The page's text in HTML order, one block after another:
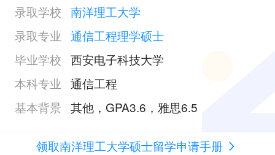
录取学校 南洋理工大学
录取专业 通信工程理学硕士
毕业学校 西安电子科技大学
本科专业 通信工程
基本背景 其他，GPA3.6，雅思6.5
领取南洋理工大学硕士留学申请手册